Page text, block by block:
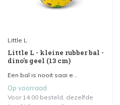
Little L
Little L - kleine rubber bal -
dino's geel (13 cm)
Een bal is nooit saai e...
Op voorraad
Voor 14.00 besteld, dezelfde